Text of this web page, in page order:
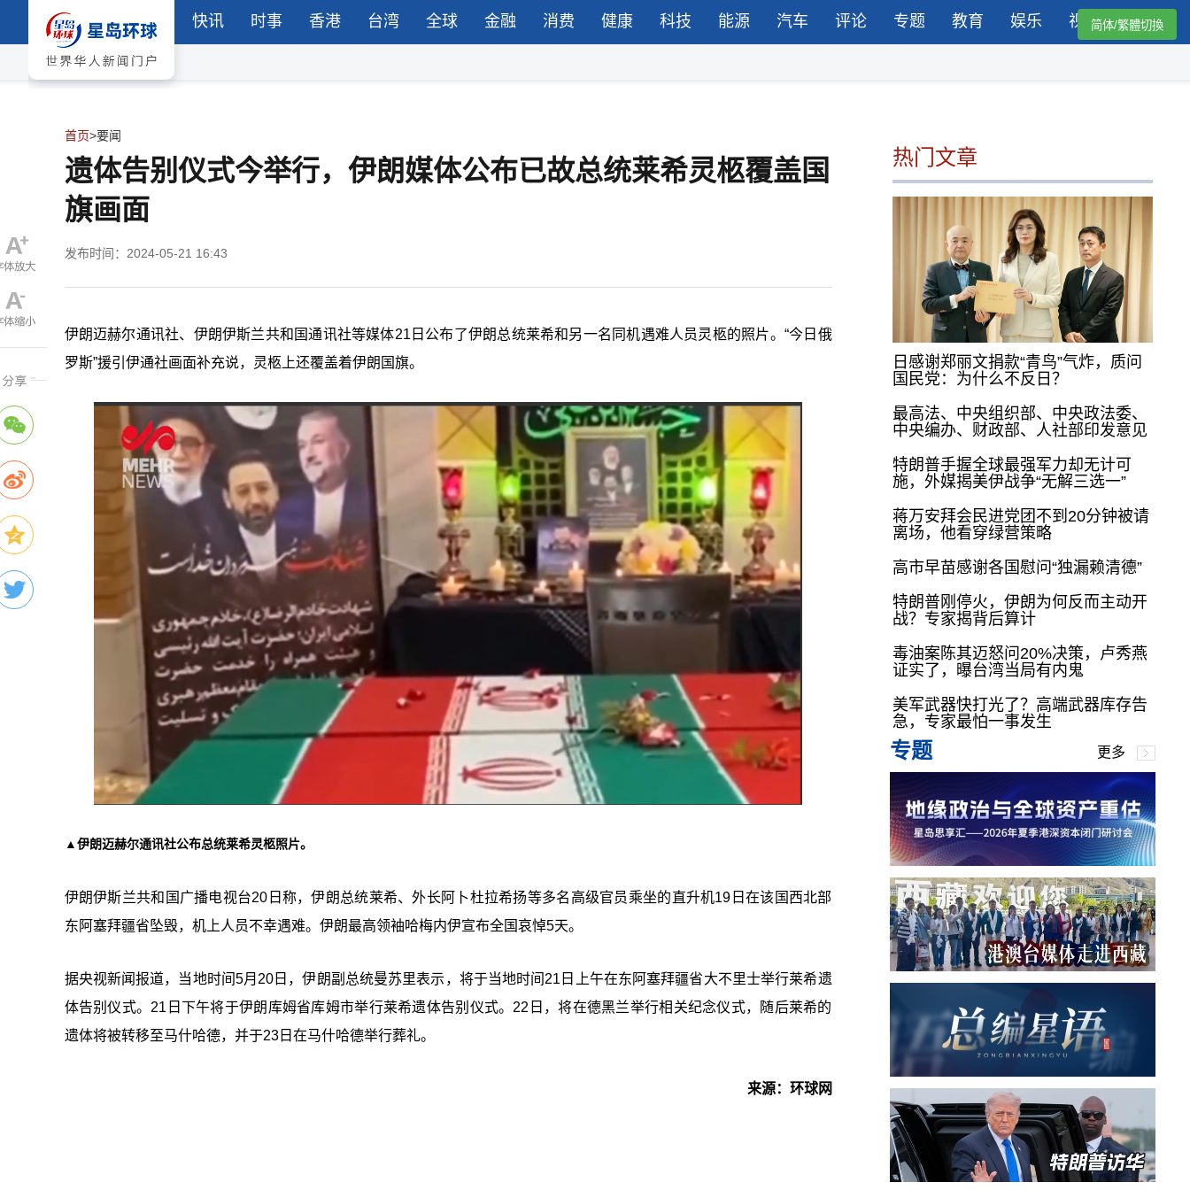
快讯 时事 香港 台湾 全球 金融 消费 健康 科技 能源 汽车 评论 专题 教育 娱乐 视频简体/繁體切換
首页>要闻
遗体告别仪式今举行，伊朗媒体公布已故总统莱希灵柩覆盖国
旗画面
发布时间：2024-05-21 16:43
伊朗迈赫尔通讯社、伊朗伊斯兰共和国通讯社等媒体21日公布了伊朗总统莱希和另一名同机遇难人员灵柩的照片。“今日俄
罗斯”援引伊通社画面补充说，灵柩上还覆盖着伊朗国旗。
▲伊朗迈赫尔通讯社公布总统莱希灵柩照片。
伊朗伊斯兰共和国广播电视台20日称，伊朗总统莱希、外长阿卜杜拉希扬等多名高级官员乘坐的直升机19日在该国西北部
东阿塞拜疆省坠毁，机上人员不幸遇难。伊朗最高领袖哈梅内伊宣布全国哀悼5天。
据央视新闻报道，当地时间5月20日，伊朗副总统曼苏里表示，将于当地时间21日上午在东阿塞拜疆省大不里士举行莱希遗
体告别仪式。21日下午将于伊朗库姆省库姆市举行莱希遗体告别仪式。22日，将在德黑兰举行相关纪念仪式，随后莱希的
遗体将被转移至马什哈德，并于23日在马什哈德举行葬礼。
来源：环球网
热门文章
日感谢郑丽文捐款“青鸟”气炸，质问
国民党：为什么不反日？
最高法、中央组织部、中央政法委、
中央编办、财政部、人社部印发意见
特朗普手握全球最强军力却无计可
施，外媒揭美伊战争“无解三选一”
蒋万安拜会民进党团不到20分钟被请
离场，他看穿绿营策略
高市早苗感谢各国慰问“独漏赖清德”
特朗普刚停火，伊朗为何反而主动开
战？专家揭背后算计
毒油案陈其迈怒问20%决策，卢秀燕
证实了，曝台湾当局有内鬼
美军武器快打光了？高端武器库存告
急，专家最怕一事发生
专题 更多